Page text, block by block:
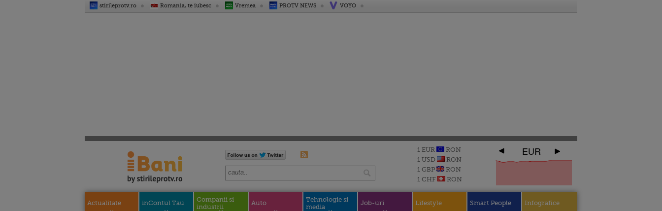
stirileprotv.ro Romania, te iubesc Vremea PROTV NEWS VOYO
1 EUR
RON
1 USD
RON
1 GBP
RON
1 CHF
RON
EUR
Actualitate inContul Tau
Companii si
industrii
Auto
Tehnologie si
media
Job-uri Lifestyle Smart People Infografice